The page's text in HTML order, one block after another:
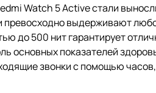
Watch 5 Active стали
превосходно выдерживают
до 500 нит гарантирует
основных показателей
звонки с помощью